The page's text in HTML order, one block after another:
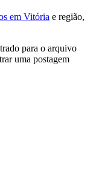
em Vitória e região,
para o arquivo
uma postagem